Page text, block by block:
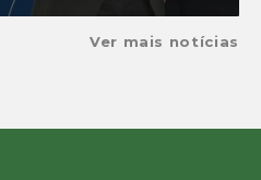
Ver mais notícias